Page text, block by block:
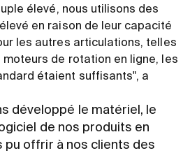
élevé, nous utilisons des
en raison de leur capacité
les autres articulations, telles
de rotation en ligne, les
étaient suffisants", a
développé le matériel, le
de nos produits en
pu offrir à nos clients des